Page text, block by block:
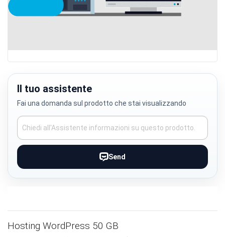
to
the
images
gallery
Il tuo assistente
Fai una domanda sul prodotto che stai visualizzando
Send
Hosting WordPress 50 GB